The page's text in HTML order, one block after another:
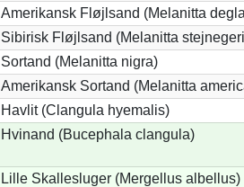
Amerikansk Fløjlsand (Melanitta
Sibirisk Fløjlsand (Melanitta
Sortand (Melanitta nigra)
Amerikansk Sortand (Melanitta
Havlit (Clangula hyemalis)
Hvinand (Bucephala clangula)
Lille Skallesluger (Mergellus albellus)